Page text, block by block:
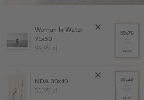
Woman In Water
70x50
99,95 zł
NDA 30x40
55,95 zł